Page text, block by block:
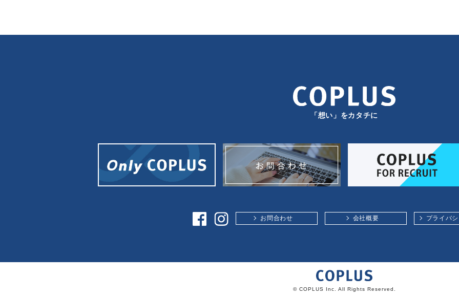
「想い」をカタチに
お問合わせ 会社概要 プライバ
© COPLUS Inc. All Rights Reserved.